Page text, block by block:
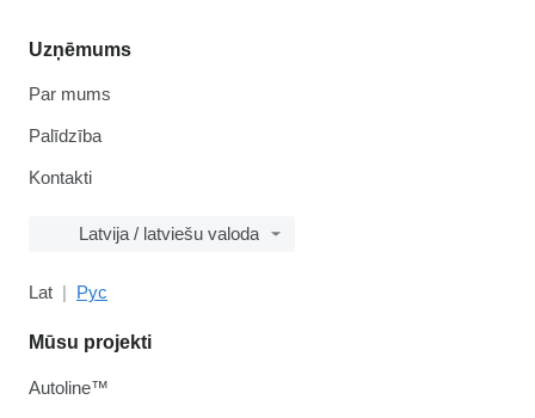
Uzņēmums
Par mums
Palīdzība
Kontakti
Latvija / latviešu valoda
Lat Рус
Mūsu projekti
Autoline™